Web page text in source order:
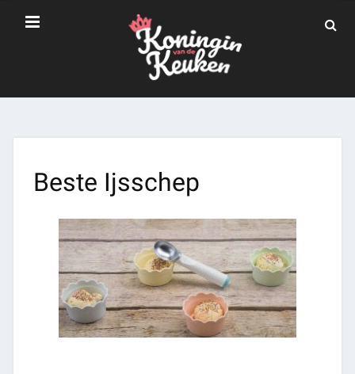
Beste Ijsschep